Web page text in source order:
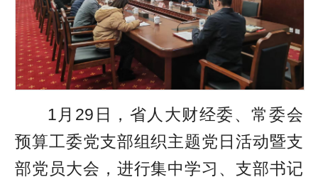
1月29日，省人大财经委、常委会
预算工委党支部组织主题党日活动暨支
部党员大会，进行集中学习、支部书记